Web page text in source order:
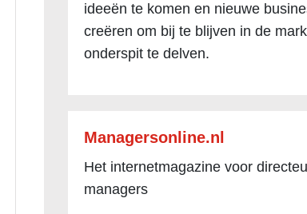
ideeën te komen en nieuwe
creëren om bij te blijven in de
onderspit te delven.
Managersonline.nl
Het internetmagazine voor
managers